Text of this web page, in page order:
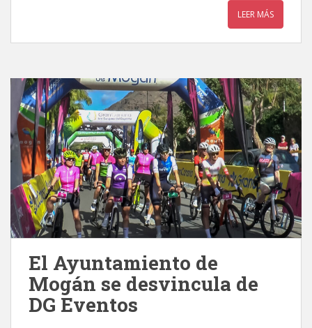
LEER MÁS
El Ayuntamiento de
Mogán se desvincula de
DG Eventos